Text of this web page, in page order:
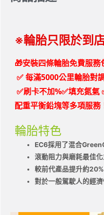
※輪胎只限於到
🎁安裝四條輪胎免費服務
✅每滿5000公里輪胎對
✅刷卡不加%✅填充氮氣
配重平衡鉛塊等多項服務
輪胎特色
EC6採用了混合
滾動阻力與磨耗最佳
較前代產品提升約
對於一般駕駛人的經